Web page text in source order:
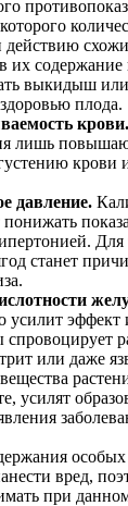
действию
их содержание
выкидыш или
плода.
крови.
лишь
крови
давление.
Для
станет
усилит эффект
спровоцирует
или даже
усилят
вред,
при